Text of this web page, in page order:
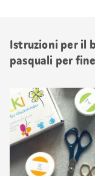
Istruzioni per il
pasquali per